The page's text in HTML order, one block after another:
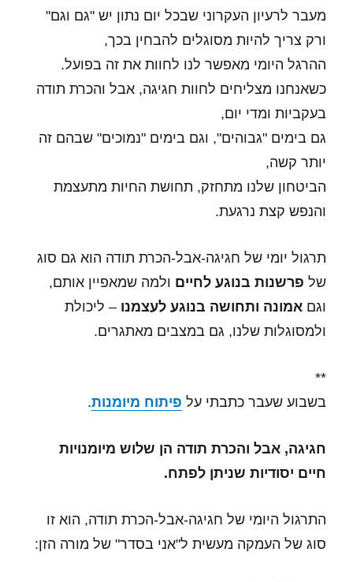
מעבר לרעיון העקרוני שבכל יום נתון יש "גם וגם"
ורק צריך להיות מסוגלים להבחין בכך,
ההרגל היומי מאפשר לנו לחוות את זה בפועל.
כשאנחנו מצליחים לחוות חגיגה, אבל והכרת תודה
בעקביות ומדי יום,
גם בימים "גבוהים", וגם בימים "נמוכים" שבהם זה
יותר קשה,
הביטחון שלנו מתחזק, תחושת החיות מתעצמת
והנפש קצת נרגעת.
תרגול יומי של חגיגה-אבל-הכרת תודה הוא גם סוג
של פרשנות בנוגע לחיים ולמה שמאפיין אותם,
וגםאמונה ותחושה בנוגע לעצמנו – ליכולת
ולמסוגלות שלנו, גם במצבים מאתגרים.
**
בשבוע שעבר כתבתי על פיתוח מיומנות.
חגיגה, אבל והכרת תודה הן שלוש מיומנויות
חיים יסודיות שניתן לפתח.
התרגול היומי של חגיגה-אבל-הכרת תודה, הוא זו
סוג של העמקה מעשית ל"אני בסדר" של מורה הזן: